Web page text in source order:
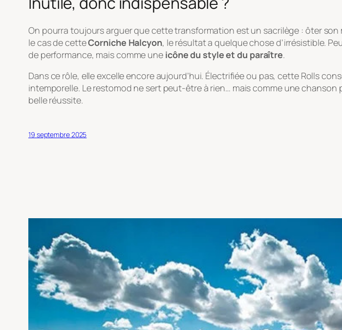
On pourra toujours arguer que cette transformation est un sacrilège : ôter son
le cas de cetteCorniche Halcyon, le résultat a quelque chose d’irrésistible.
de performance, mais comme une icône du style et du paraître.
Dans ce rôle, elle excelle encore aujourd’hui. Électrifiée ou pas, cette Rolls
intemporelle. Le restomod ne sert peut-être à rien… mais comme une
belle réussite.
19 septembre 2025